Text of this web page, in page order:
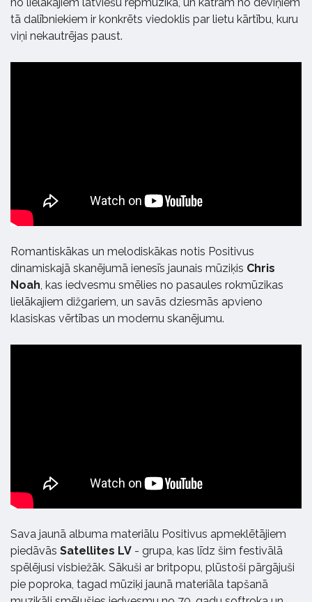
tā dalībniekiem ir konkrēts viedoklis par lietu kārtību, kuru
viņi nekautrējas paust.
Romantiskākas un melodiskākas notis Positivus
dinamiskajā skanējumā ienesīs jaunais mūziķis Chris
Noah, kas iedvesmu smēlies no pasaules rokmūzikas
lielākajiem dižgariem, un savās dziesmās apvieno
klasiskas vērtības un modernu skanējumu.
Sava jaunā albuma materiālu Positivus apmeklētājiem
piedāvās Satellites LV - grupa, kas līdz šim festivālā
spēlējusi visbiežāk. Sākuši ar britpopu, plūstoši pārgājuši
pie poproka, tagad mūziķi jaunā materiāla tapšanā